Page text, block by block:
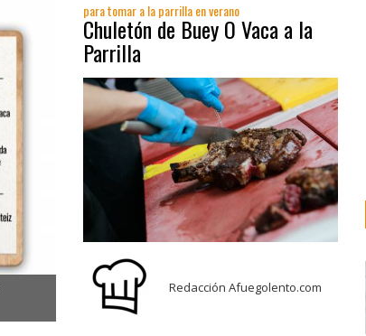
para tomar a la parrilla en verano
Chuletón de Buey O Vaca a la
Parrilla
Redacción Afuegolento.com